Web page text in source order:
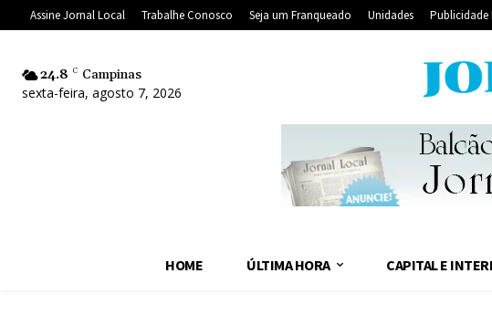
Assine Jornal Local Trabalhe Conosco Seja um Franqueado Unidades Publicidade
24.8 C Campinas
sexta-feira, agosto 7, 2026
HOME ÚLTIMA HORA CAPITAL E